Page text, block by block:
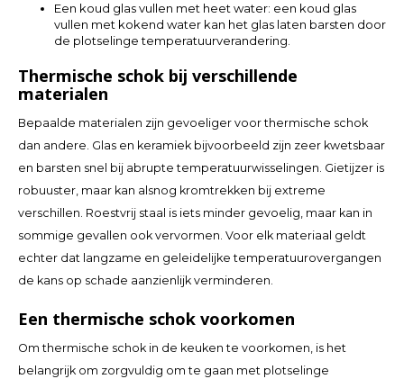
ZAR
Een koud glas vullen met heet water: een koud glas
vullen met kokend water kan het glas laten barsten door
de plotselinge temperatuurverandering.
Thermische schok bij verschillende
materialen
Bepaalde materialen zijn gevoeliger voor thermische schok
dan andere. Glas en keramiek bijvoorbeeld zijn zeer kwetsbaar
en barsten snel bij abrupte temperatuurwisselingen. Gietijzer is
robuuster, maar kan alsnog kromtrekken bij extreme
verschillen. Roestvrij staal is iets minder gevoelig, maar kan in
sommige gevallen ook vervormen. Voor elk materiaal geldt
echter dat langzame en geleidelijke temperatuurovergangen
de kans op schade aanzienlijk verminderen.
Een thermische schok voorkomen
Om thermische schok in de keuken te voorkomen, is het
belangrijk om zorgvuldig om te gaan met plotselinge